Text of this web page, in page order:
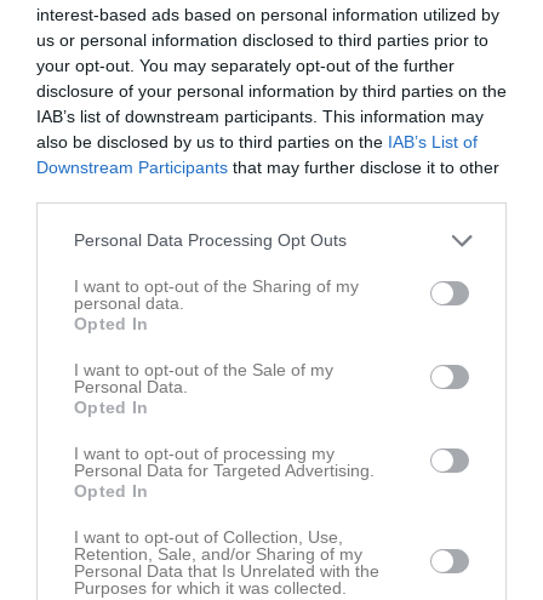
interest-based ads based on personal information utilized by
us or personal information disclosed to third parties prior to
your opt-out. You may separately opt-out of the further
disclosure of your personal information by third parties on the
IAB’s list of downstream participants. This information may
also be disclosed by us to third parties on the IAB’s List of
Downstream Participants that may further disclose it to other
Personal Data Processing Opt Outs
I want to opt-out of the Sharing of my
personal data.
Opted In
I want to opt-out of the Sale of my
Personal Data.
Opted In
I want to opt-out of processing my
Personal Data for Targeted Advertising.
Opted In
I want to opt-out of Collection, Use,
Retention, Sale, and/or Sharing of my
Personal Data that Is Unrelated with the
Purposes for which it was collected.
På gång Kalender
1 okt, 19:45